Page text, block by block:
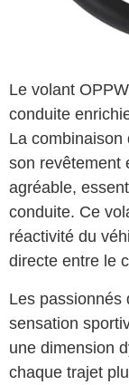
Le volant
conduite
La combinaison
son revêtement
agréable,
conduite. Ce
réactivité du
directe entre le
Les passionnés
sensation
une dimension
chaque trajet